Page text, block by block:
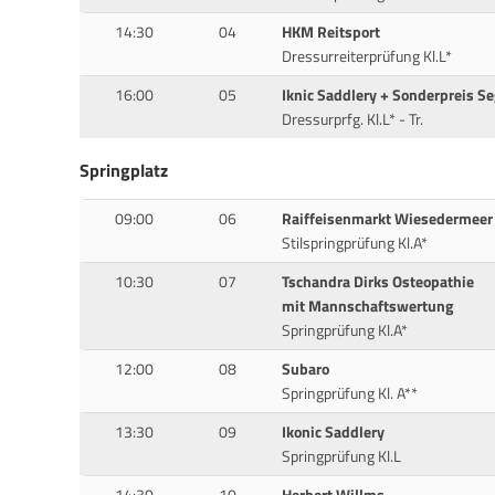
14:30 04
HKM Reitsport
Dressurreiterprüfung Kl.L*
16:00 05
Iknic Saddlery + Sonderpreis
Dressurprfg. Kl.L* - Tr.
Springplatz
09:00 06
Raiffeisenmarkt Wiesedermeer
Stilspringprüfung Kl.A*
10:30 07
Tschandra Dirks Osteopathie
mit Mannschaftswertung
Springprüfung Kl.A*
12:00 08
Subaro
Springprüfung Kl. A**
13:30 09
Ikonic Saddlery
Springprüfung Kl.L